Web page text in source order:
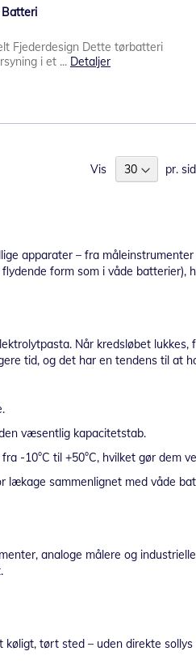
Batteri
Fjederdesign Dette tørbatteri
i et ... Detaljer
Vis pr.
apparater – fra
form som i våde
Når kredsløbet
tid, og det har en tendens til at
væsentlig kapacitetstab.
-10°C til +50°C, hvilket gør dem
lækage sammenlignet med våde
analoge målere og
tørt sted – uden direkte